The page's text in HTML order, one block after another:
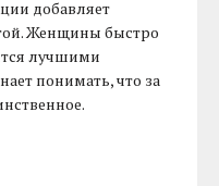
добавляет
Женщины быстро
лучшими
понимать, что за